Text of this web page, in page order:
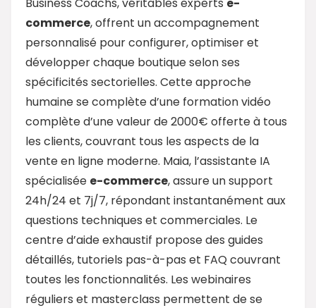
commerce, offrent un accompagnement
personnalisé pour configurer, optimiser et
développer chaque boutique selon ses
spécificités sectorielles. Cette approche
humaine se complète d’une formation vidéo
complète d’une valeur de 2000€ offerte à tous
les clients, couvrant tous les aspects de la
vente en ligne moderne. Maia, l’assistante IA
spécialisée e-commerce, assure un support
24h/24 et 7j/7, répondant instantanément aux
questions techniques et commerciales. Le
centre d’aide exhaustif propose des guides
détaillés, tutoriels pas-à-pas et FAQ couvrant
toutes les fonctionnalités. Les webinaires
réguliers et masterclass permettent de se